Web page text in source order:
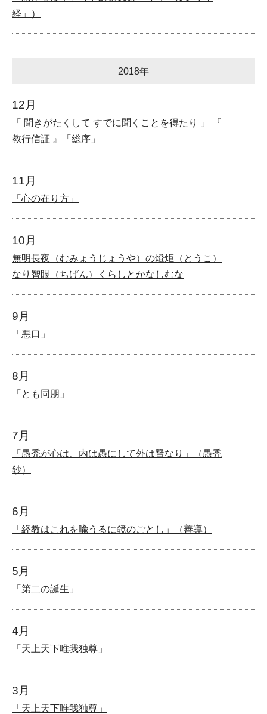
経」）
2018年
12月
「 聞きがたくして すでに聞くことを得たり 」 『
教行信証 』「総序」
11月
「心の在り方」
10月
無明長夜（むみょうじょうや）の燈炬（とうこ）
なり智眼（ちげん）くらしとかなしむな
9月
「悪口」
8月
「とも同朋」
7月
「愚禿が心は、内は愚にして外は賢なり」（愚禿
鈔）
6月
「経教はこれを喩うるに鏡のごとし」（善導）
5月
「第二の誕生」
4月
「天上天下唯我独尊」
3月
「天上天下唯我独尊」